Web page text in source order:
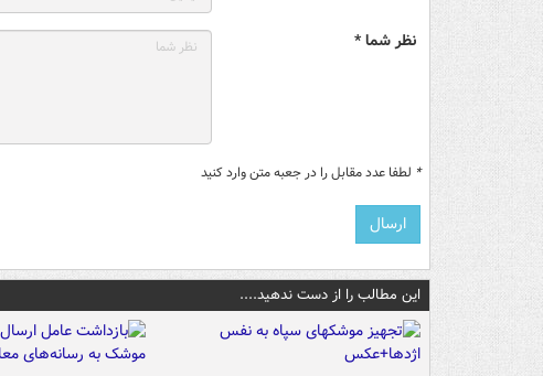
نظر شما *
* لطفا عدد مقابل را در جعبه متن وارد کنید
این مطالب را از دست ندهید....